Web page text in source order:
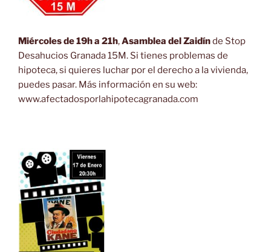
Miércoles de 19h a 21h,Asamblea del Zaidínde Stop
Desahucios Granada 15M. Si tienes problemas de
hipoteca, si quieres luchar por el derecho a la vivienda,
puedes pasar. Más información en su web:
www.afectadosporlahipotecagranada.com